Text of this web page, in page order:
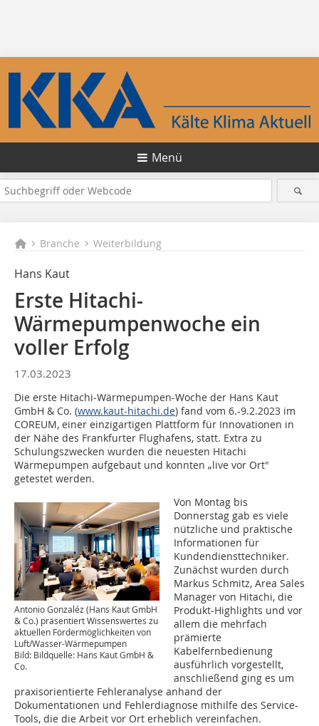
Menü
Branche Weiterbildung
Hans Kaut
Erste Hitachi-
Wärmepumpenwoche ein
voller Erfolg
17.03.2023
Die erste Hitachi-Wärmepumpen-Woche der Hans Kaut
GmbH & Co. (www.kaut-hitachi.de) fand vom 6.-9.2.2023 im
COREUM, einer einzigartigen Plattform für Innovationen in
der Nähe des Frankfurter Flughafens, statt. Extra zu
Schulungszwecken wurden die neuesten Hitachi
Wärmepumpen aufgebaut und konnten „live vor Ort"
getestet werden.
Antonio Gonzaléz (Hans Kaut GmbH
& Co.) präsentiert Wissenswertes zu
aktuellen Fördermöglichkeiten von
Luft/Wasser-Wärmepumpen
Bild: Bildquelle: Hans Kaut GmbH &
Co.
Von Montag bis
Donnerstag gab es viele
nützliche und praktische
Informationen für
Kundendiensttechniker.
Zunächst wurden durch
Markus Schmitz, Area Sales
Manager von Hitachi, die
Produkt-Highlights und vor
allem die mehrfach
prämierte
Kabelfernbedienung
ausführlich vorgestellt,
anschließend ging es um
praxisorientierte Fehleranalyse anhand der
Dokumentationen und Fehlerdiagnose mithilfe des Service-
Tools, die die Arbeit vor Ort erheblich vereinfachen.